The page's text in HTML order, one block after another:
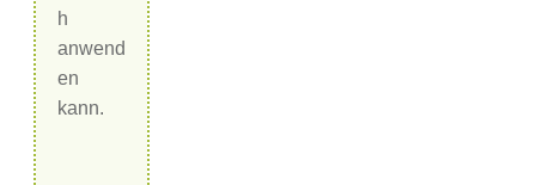
h
anwend
en
kann.